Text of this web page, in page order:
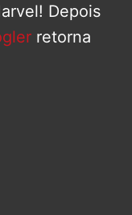
Depois
retorna